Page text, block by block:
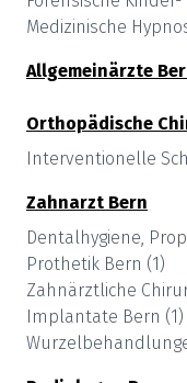
Medizinische
Allgemeinärzte
Orthopädische
Interventionelle
Zahnarzt Bern
Dentalhygiene,
Prothetik Bern (1)
Zahnärztliche
Implantate Bern (1)